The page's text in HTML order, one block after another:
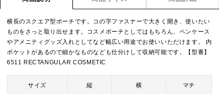
横長のスクエア型ポーチです。コの字ファスナーで大きく開き、使いたい
ものをさっと取り出せます。コスメポーチとしてはもちろん、ペンケース
やアメニティグッズ入れとしてなど幅広い用途でお使いいただけます。 内
ポケットがあるので細かなものなども仕分けして収納可能です。【型番】
6511 RECTANGULAR COSMETIC
サイズ 縦 横 マチ